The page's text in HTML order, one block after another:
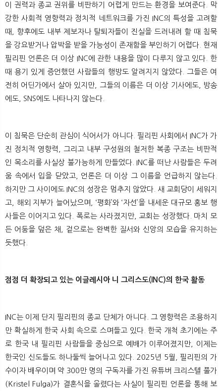
이 권력과 종교 권위를 비판하기 어렵게 만드는 환경을 보여준다. 막
강한 사회적 영향력과 정치적 네트워크를 가진 INC의 특성을 고려할
때, 향후에도 내부 제보자나 탈퇴자들이 진실을 드러내려 할 때 침묵
을 강요받거나 압박을 받을 가능성이 존재함을 부인하기 어렵다. 현재
필리핀 언론은 더 이상 INC에 관한 내용을 많이 다루지 않고 있다. 한
때 용기 있게 증언했던 사람들의 행방도 알려지지 않았다. 그들은 여
전히 어딘가에서 살아 있지만, 그들의 이름은 더 이상 기사에도, 방송
에도, SNS에도 나타나지 않는다.
이 침묵은 단순히 관심이 식어서가 아니다. 필리핀 사회에서 INC가 가
진 정치적 영향력, 그리고 내부 구성원의 철저한 복종 구조는 비판적
인 목소리를 사실상 불가능하게 만들었다. INC를 떠난 사람들은 두려
움 속에서 입을 닫았고, 언론은 더 이상 그 이름을 언급하지 않는다.
하지만 그 사이에도 INC의 성장은 멈추지 않았다. 새 교회당이 세워지
고, 해외 지부가 늘어났으며, ‘평화’와 ‘자선’을 내세운 대규모 홍보 행
사들은 이어지고 있다. 폭로는 사라졌지만, 교회는 성장했다. 마치 모
든 어둠을 덮은 채, 겉으로는 완벽한 질서와 신앙의 모습을 유지하는
듯했다.
점점 더 확장되고 있는 이글레시아 니 그리스도(INC)의 한국 활동
INC는 이제 단지 필리핀의 종교 단체가 아니다. 그 영향력은 조용하지
만 확실하게 한국 사회 속으로 스며들고 있다. 한국 개척 초기에는 주
로 한국 내 필리핀 사람들을 중심으로 예배가 이루어졌지만, 이제는
한국인 신도들도 하나둘씩 늘어나고 있다. 2025년 5월, 필리핀의 가
수이자 배우이며 약 300만 명의 구독자를 가진 유튜버 크리스텔 풀가
(Kristel Fulga)가 결혼식을 올렸다는 사실이 필리핀 언론을 통해 보